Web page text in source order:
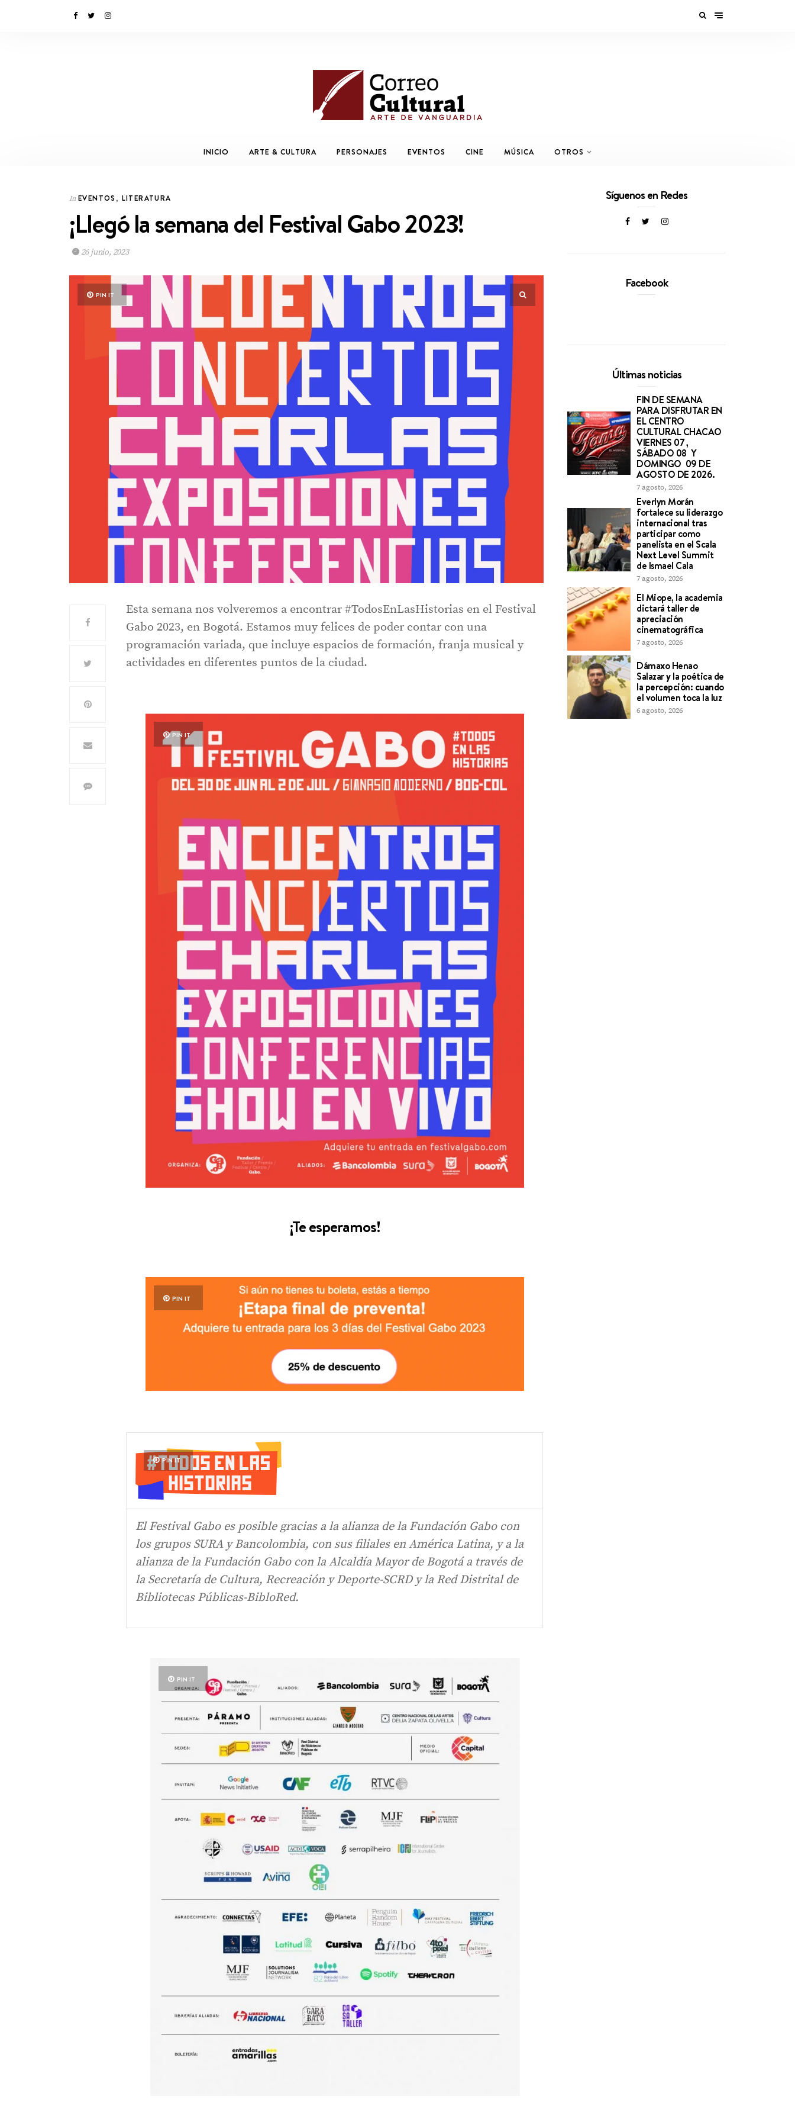
INICIO ARTE & CULTURA PERSONAJES EVENTOS CINE MÚSICA OTROS
In EVENTOS, LITERATURA
¡Llegó la semana del Festival Gabo 2023!
26 junio, 2023
PIN IT
Esta semana nos volveremos a encontrar #TodosEnLasHistorias en el Festival
Gabo 2023, en Bogotá. Estamos muy felices de poder contar con una
programación variada, que incluye espacios de formación, franja musical y
actividades en diferentes puntos de la ciudad.
PIN IT
¡Te esperamos!
PIN IT
PIN IT
El Festival Gabo es posible gracias a la alianza de la Fundación Gabo con
los grupos SURA y Bancolombia, con sus filiales en América Latina, y a la
alianza de la Fundación Gabo con la Alcaldía Mayor de Bogotá a través de
la Secretaría de Cultura, Recreación y Deporte-SCRD y la Red Distrital de
Bibliotecas Públicas-BibloRed.
PIN IT
Síguenos en Redes
Facebook
Últimas noticias
FIN DE SEMANA
PARA DISFRUTAR EN
EL CENTRO
CULTURAL CHACAO
VIERNES 07 ,
SÁBADO 08 Y
DOMINGO 09 DE
AGOSTO DE 2026.
7 agosto, 2026
Everlyn Morán
fortalece su liderazgo
internacional tras
participar como
panelista en el Scala
Next Level Summit
de Ismael Cala
7 agosto, 2026
El Miope, la academia
dictará taller de
apreciación
cinematográfica
7 agosto, 2026
Dámaxo Henao
Salazar y la poética de
la percepción: cuando
el volumen toca la luz
6 agosto, 2026